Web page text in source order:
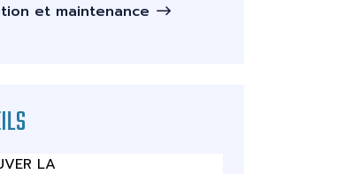
et maintenance